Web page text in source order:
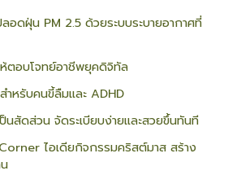
อดฝุ่น PM 2.5 ด้วยระบบระบายอากาศที่
ตอบโจทย์อาชีพยุคดิจิทัล
ำหรับคนขี้ลืมและ ADHD
นสัดส่วน จัดระเบียบง่ายและสวยขึ้นทันที
ไอเดียกิจกรรมคริสต์มาส สร้าง